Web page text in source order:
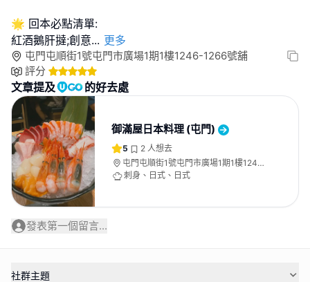
🌟 回本必點清單:
紅酒鵝肝撻;創意... 更多
屯門屯順街1號屯門市廣場1期1樓1246-1266號舖
評分
文章提及 的好去處
御滿屋日本料理 (屯門)
5 2 人想去
屯門屯順街1號屯門市廣場1期1樓1246-
1266號舖
刺身、日式、日式
發表第一個留言...
社群主題